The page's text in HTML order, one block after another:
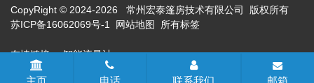
CopyRight © 2024-2026 常州宏泰篷房技术有限公司 版权所有
苏ICP备16062069号-1
网站地图 所有标签
友情链接： 智能流量计
主页 电话 联系我们 邮箱